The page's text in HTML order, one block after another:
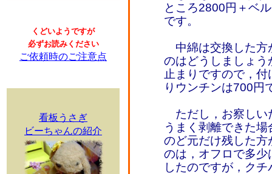
くどいようですが
必ずお読みください
ご依頼時のご注意点
看板うさぎ
ビーちゃんの紹介
ところ2800円＋ベ
です。
中綿は交換した方
のはどうしましょ
止まりですので，
りウンチンは700円
ただし，お察しい
うまく剥離できた
のど元だけ残した
のは，オフロで多
したのですが，ク